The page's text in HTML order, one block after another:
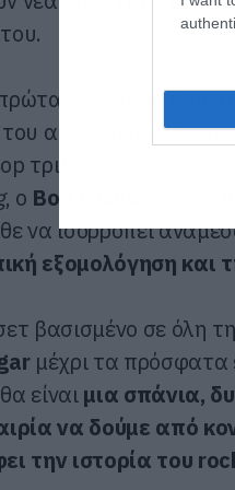
χρόνια με τους
αμερικανικού
τριλογία των
, ο Bob Mould
να ισορροπεί
εξομολόγηση και
βασισμένο σε όλη
μέχρι τα πρόσφατα
είναιμια σπάνια,
να δούμε από
την ιστορία του